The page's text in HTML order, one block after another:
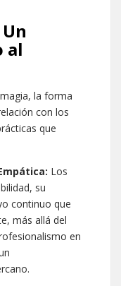
al
la forma
con los
que
Los
su
continuo que
más allá del
en